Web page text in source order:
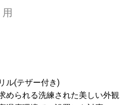
ル(テザー付き)
められる洗練された美しい外観